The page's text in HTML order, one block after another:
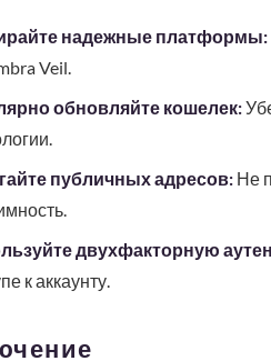
надежные платформы:
Veil.
обновляйте кошелек:
публичных адресов:Не
двухфакторную
к аккаунту.